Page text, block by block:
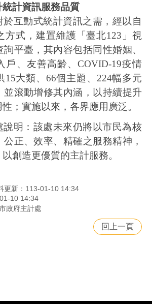
計資訊服務品質
於互動式統計資訊之需，經以自
方式，建置維護「臺北123 」視
平臺，其內容包括同性婚姻、
戶、友善高齡、 COVID-19疫情
15大類、 66個主題、 224幅多元
並滾動增修其內涵，以持續提升
；實施以來，各界應用廣泛。
說明：該處未來仍將以市民為核
正、效率、精確之服務精神，
創造更優質的主計服務。
更新：113-01-10 14:34
10 14:34
政府主計處
回上一頁